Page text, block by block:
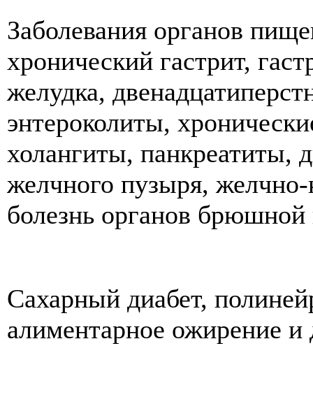
Заболевания органов
хронический гастрит,
желудка,
энтероколиты,
холангиты, панкреатиты,
желчного пузыря, желчно-
болезнь органов
Cахарный диабет,
алиментарное ожирение